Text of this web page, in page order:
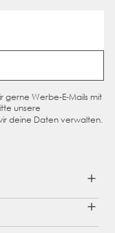
gerne Werbe-E-Mails mit
unsere
deine Daten verwalten.